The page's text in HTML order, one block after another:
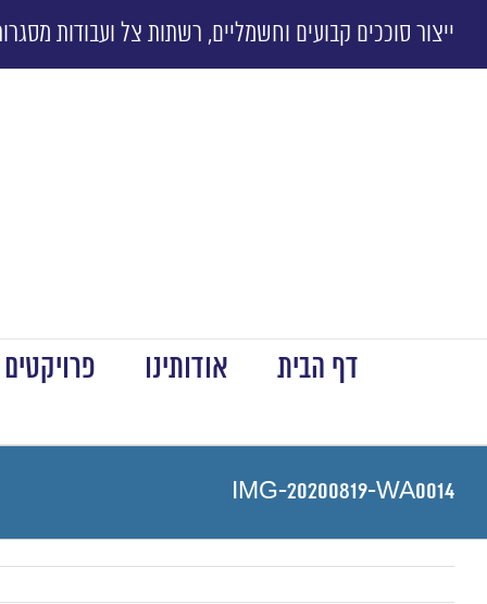
ייצור סוככים קבועים וחשמליים, רשתות צל ועבודות
דף הבית אודותינו פרויקטים
IMG-20200819-WA0014